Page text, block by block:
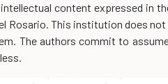
content expressed in
Rosario. This institution does
The authors commit to